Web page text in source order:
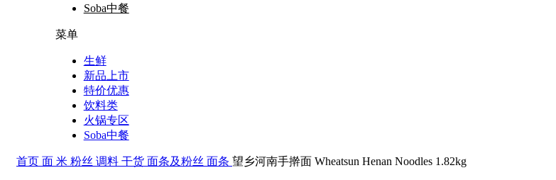
Soba中餐
菜单
生鲜
新品上市
特价优惠
饮料类
火锅专区
Soba中餐
首页 面 米 粉丝 调料 干货 面条及粉丝 面条 望乡河南手擀面 Wheatsun Henan Noodles 1.82kg